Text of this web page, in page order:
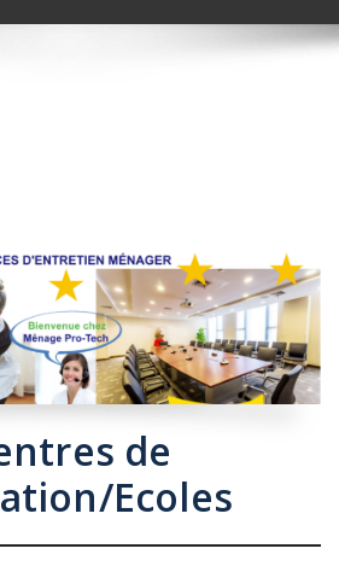
de
Ecoles